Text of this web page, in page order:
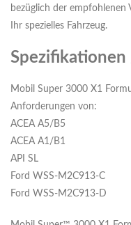
bezüglich der
Ihr spezielles Fahrzeug.
Spezifikationen
Mobil Super 3000 X1
Anforderungen von:
ACEA A5/B5
ACEA A1/B1
API SL
Ford WSS-M2C913-C
Ford WSS-M2C913-D